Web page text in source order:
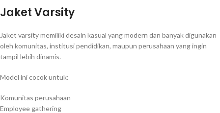
Jaket Varsity
Jaket varsity memiliki desain kasual yang modern dan banyak digunakan
oleh komunitas, institusi pendidikan, maupun perusahaan yang ingin
tampil lebih dinamis.
Model ini cocok untuk:
Komunitas perusahaan
Employee gathering